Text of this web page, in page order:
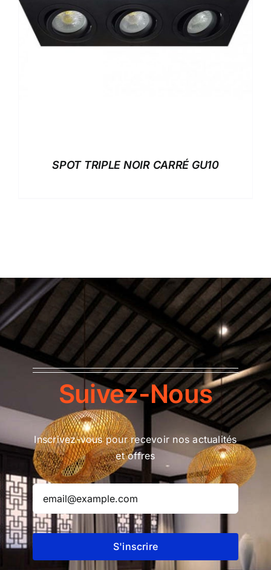
SPOT TRIPLE NOIR CARRÉ GU10
Suivez-Nous
Inscrivez-vous pour recevoir nos actualités
et offres
S'inscrire